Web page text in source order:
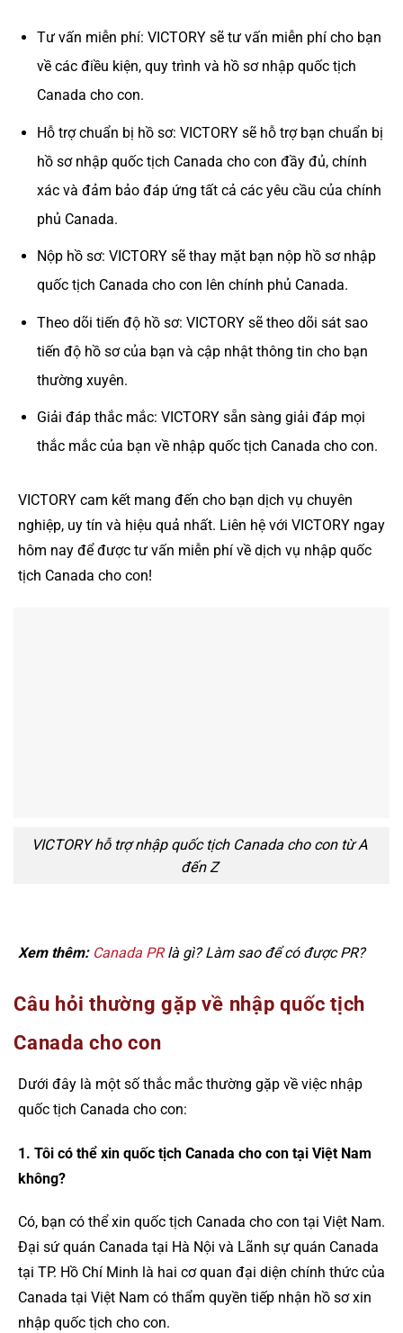
Tư vấn miễn phí: VICTORY sẽ tư vấn miễn phí cho bạn
về các điều kiện, quy trình và hồ sơ nhập quốc tịch
Canada cho con.
Hỗ trợ chuẩn bị hồ sơ: VICTORY sẽ hỗ trợ bạn chuẩn bị
hồ sơ nhập quốc tịch Canada cho con đầy đủ, chính
xác và đảm bảo đáp ứng tất cả các yêu cầu của chính
phủ Canada.
Nộp hồ sơ: VICTORY sẽ thay mặt bạn nộp hồ sơ nhập
quốc tịch Canada cho con lên chính phủ Canada.
Theo dõi tiến độ hồ sơ: VICTORY sẽ theo dõi sát sao
tiến độ hồ sơ của bạn và cập nhật thông tin cho bạn
thường xuyên.
Giải đáp thắc mắc: VICTORY sẵn sàng giải đáp mọi
thắc mắc của bạn về nhập quốc tịch Canada cho con.
VICTORY cam kết mang đến cho bạn dịch vụ chuyên
nghiệp, uy tín và hiệu quả nhất. Liên hệ với VICTORY ngay
hôm nay để được tư vấn miễn phí về dịch vụ nhập quốc
tịch Canada cho con!
VICTORY hỗ trợ nhập quốc tịch Canada cho con từ A
đến Z
Xem thêm: Canada PRlà gì? Làm sao để có được PR?
Câu hỏi thường gặp về nhập quốc tịch
Canada cho con
Dưới đây là một số thắc mắc thường gặp về việc nhập
quốc tịch Canada cho con:
1. Tôi có thể xin quốc tịch Canada cho con tại Việt Nam
không?
Có, bạn có thể xin quốc tịch Canada cho con tại Việt Nam.
Đại sứ quán Canada tại Hà Nội và Lãnh sự quán Canada
tại TP. Hồ Chí Minh là hai cơ quan đại diện chính thức của
Canada tại Việt Nam có thẩm quyền tiếp nhận hồ sơ xin
nhập quốc tịch cho con.